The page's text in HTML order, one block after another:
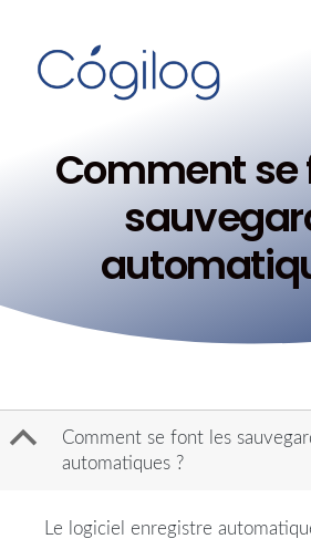
Comment se
B
Comment se font les
automatiques ?
Le logiciel enregistre